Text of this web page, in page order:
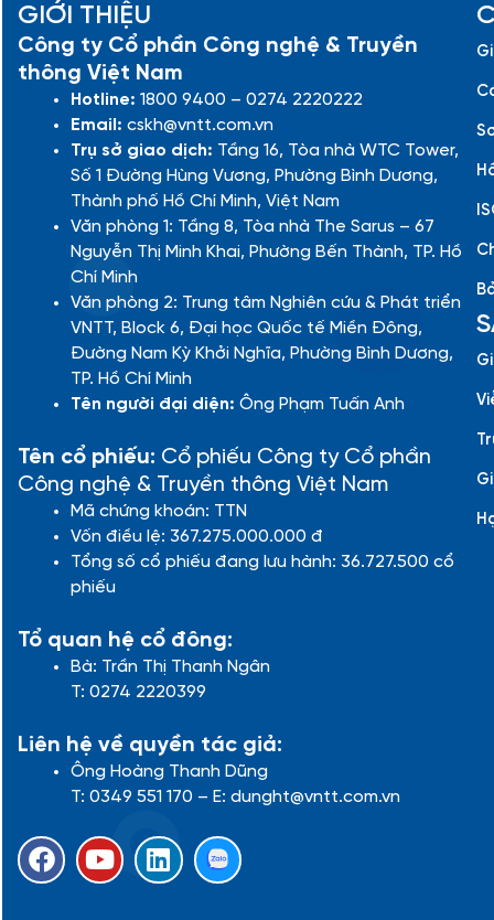
GIỚI THIỆU
Công ty Cổ phần Công nghệ & Truyền
thông Việt Nam
Hotline: 1800 9400 – 0274 2220222
Email: cskh@vntt.com.vn
Trụ sở giao dịch: Tầng 16, Tòa nhà WTC Tower,
Số 1 Đường Hùng Vương, Phường Bình Dương,
Thành phố Hồ Chí Minh, Việt Nam
Văn phòng 1: Tầng 8, Tòa nhà The Sarus – 67
Nguyễn Thị Minh Khai, Phường Bến Thành, TP. Hồ
Chí Minh
Văn phòng 2: Trung tâm Nghiên cứu & Phát triển
VNTT, Block 6, Đại học Quốc tế Miền Đông,
Đường Nam Kỳ Khởi Nghĩa, Phường Bình Dương,
TP. Hồ Chí Minh
Tên người đại diện: Ông Phạm Tuấn Anh
Tên cổ phiếu: Cổ phiếu Công ty Cổ phần
Công nghệ & Truyền thông Việt Nam
Mã chứng khoán: TTN
Vốn điều lệ: 367.275.000.000 đ
Tổng số cổ phiếu đang lưu hành: 36.727.500 cổ
phiếu
Tổ quan hệ cổ đông:
Bà: Trần Thị Thanh Ngân
T: 0274 2220399
Liên hệ về quyền tác giả:
Ông Hoàng Thanh Dũng
T: 0349 551 170 – E: dunght@vntt.com.vn
F
a
Y
o
L
i